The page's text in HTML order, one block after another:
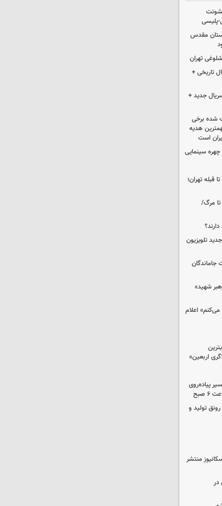
پلیسی
آستان مقدس
تاریخی +
جدید +
شده برخی
هدیه‌
است
سینمایی
قبله تهران؛
تا مرگ/
تلویزیون
جاماندگان
شهید»
می‌کنم» اعلام
اربعین»
در مسیر پیاده‌روی
صبح
تولید و
منتشر
در